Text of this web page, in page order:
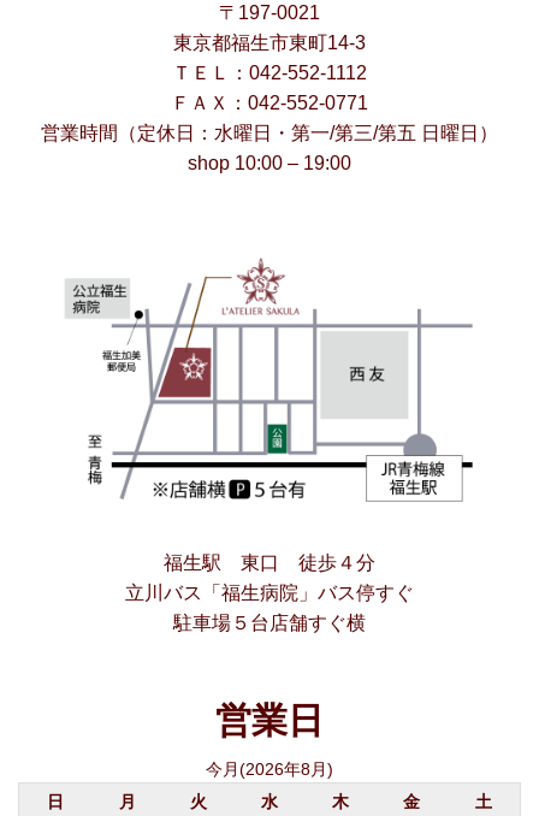
〒197-0021
東京都福生市東町14-3
ＴＥＬ：042-552-1112
ＦＡＸ：042-552-0771
営業時間（定休日：水曜日・第一/第三/第五 日曜日）
shop 10:00 – 19:00
福生駅 東口 徒歩４分
立川バス「福生病院」バス停すぐ
駐車場５台店舗すぐ横
営業日
今月(2026年8月)
日
月 火 水 木 金
土